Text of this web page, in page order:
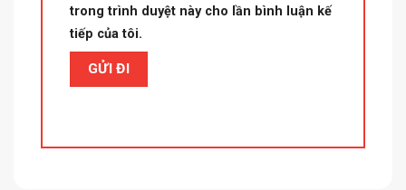
trong trình duyệt này cho lần bình luận kế
tiếp của tôi.